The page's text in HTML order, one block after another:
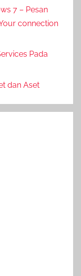
7 – Pesan
connection
Pada
dan Aset